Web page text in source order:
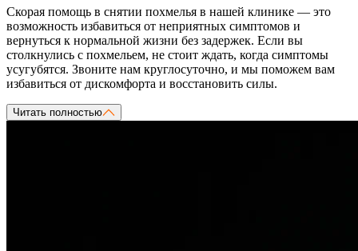
Скорая помощь в снятии похмелья в нашей клинике — это
возможность избавиться от неприятных симптомов и
вернуться к нормальной жизни без задержек. Если вы
столкнулись с похмельем, не стоит ждать, когда симптомы
усугубятся. Звоните нам круглосуточно, и мы поможем вам
избавиться от дискомфорта и восстановить силы.
Читать полностью